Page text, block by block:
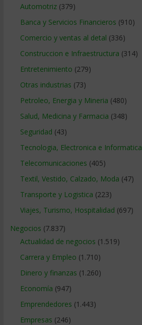
Automotriz(379)
Banca y Servicios Financieros (910)
Comercio y ventas al detal (336)
Construccion e Infraestructura (314)
Entretenimiento (279)
Otras industrias (73)
Petroleo, Energia y Mineria (480)
Salud, Medicina y Farmacia (348)
Seguridad (43)
Tecnologia, Electronica e Informatica
Telecomunicaciones (405)
Textil, Vestido, Calzado, Moda (47)
Transporte y Logistica (223)
Viajes, Turismo, Hospitalidad (697)
Negocios (7.837)
Actualidad de negocios (1.519)
Carrera y Empleo (1.710)
Dinero y finanzas (1.260)
Economía (947)
Emprendedores (1.443)
Empresas (246)